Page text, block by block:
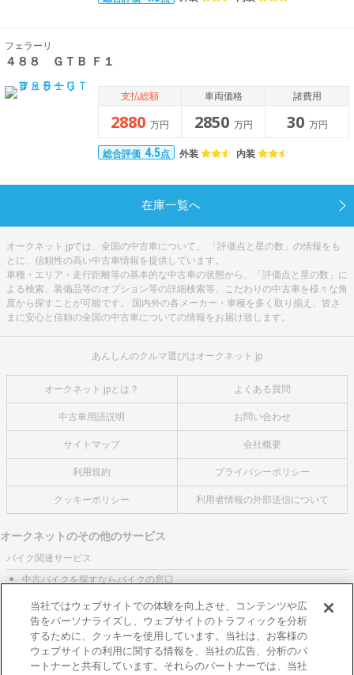
フェラーリ
４８８ ＧＴＢ Ｆ１
支払総額
2880 万円
車両価格
2850 万円
諸費用
30 万円
総合評価 4.5点 外装 内装
在庫一覧へ
オークネット.jpでは、全国の中古車について、 「評価点と星の数」の情報をも
とに、信頼性の高い中古車情報を提供しています。
車種・エリア・走行距離等の基本的な中古車の状態から、「評価点と星の数」に
よる検索、装備品等のオプション等の詳細検索等、こだわりの中古車を様々な角
度から探すことが可能です。 国内外の各メーカー・車種を多く取り揃え、皆さ
まに安心と信頼の全国の中古車についての情報をお届け致します。
あんしんのクルマ選びはオークネット.jp
オークネット.jpとは？ よくある質問
中古車用語説明 お問い合わせ
サイトマップ 会社概要
利用規約 プライバシーポリシー
クッキーポリシー 利用者情報の外部送信について
オークネットのその他のサービス
バイク関連サービス
中古バイクを探すならバイクの窓口
レンタルバイクに乗るならモトオークレンタルバイク
ブランド関連サービス
ブランド品の買取はギャラリーレア
東京都公安委員会許可 第301001105434号
当社ではウェブサイトでの体験を向上させ、コンテンツや広
告をパーソナライズし、ウェブサイトのトラフィックを分析
するために、クッキーを使用しています。当社は、お客様の
ウェブサイトの利用に関する情報を、当社の広告、分析のパ
ートナーと共有しています。それらのパートナーでは、当社